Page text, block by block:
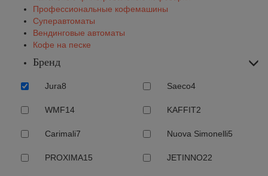
Профессиональные кофемашины
Суперавтоматы
Вендинговые автоматы
Кофе на песке
Бренд
Jura8 Saeco4
WMF14 KAFFIT2
Carimali7 Nuova Simonelli5
PROXIMA15 JETINNO22